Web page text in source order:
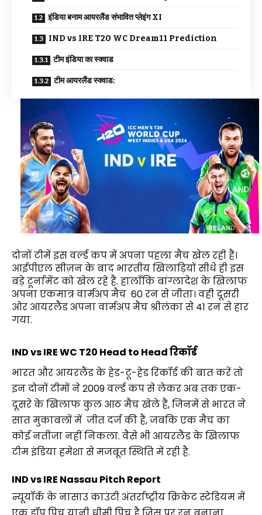
इंडिया बनाम आयरलैंड संभावित प्लेइंग XI
IND vs IRE T20 WC Dream11 Prediction
टीम इंडिया का स्क्वाड
टीम आयरलैंड स्क्वाड:
दोनों टीमें इस वर्ल्ड कप में अपना पहला मैच खेल रही हैं।
आईपीएल सीज़न के बाद भारतीय खिलाड़ियों सीधे ही इस
बड़े टूर्नामेंट को खेल रहे हैं. हालाँकि बांग्लादेश के खिलाफ
अपना एकमात्र वार्मअप मैच  60 रन से जीता। वही दूसरी
ओर आयरलैंड अपना वार्मअप मैच श्रीलंका से 41 रन से हार
गया.
IND vs IRE WC T20 Head to Head रिकॉर्ड
भारत और आयरलैंड के हेड-टू-हेड रिकॉर्ड की बात करें तो
इन दोनों टीमों ने 2009 वर्ल्ड कप से लेकर अब तक एक-
दूसरे के खिलाफ कुल आठ मैच खेले हैं, जिनमें से भारत ने
सात मुकाबलों में  जीत दर्ज की हैं, जबकि एक मैच का
कोई नतीजा नहीं निकला. वैसे भी आयरलैंड के खिलाफ
टीम इंडिया हमेशा से मजबूत स्थिति में रही है.
IND vs IRE Nassau Pitch Report
न्यूयॉर्क के नासाउ काउंटी अंतर्राष्ट्रीय क्रिकेट स्टेडियम में